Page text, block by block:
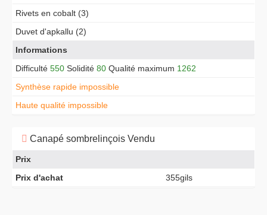
Rivets en cobalt (3)
Duvet d'apkallu (2)
Informations
Difficulté 550 Solidité 80 Qualité maximum 1262
Synthèse rapide impossible
Haute qualité impossible
Canapé sombrelinçois Vendu
Prix
Prix d'achat
355gils